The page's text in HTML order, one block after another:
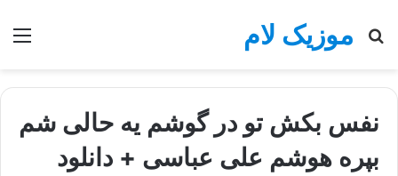
موزیک لام
جستجو
نفس بکش تو در گوشم یه حالی شم
بپره هوشم علی عباسی + دانلود